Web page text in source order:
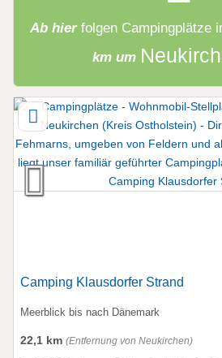
Ab hier folgen Campingplätze
km um
Camping Klausdorfer Strand
Meerblick bis nach Dänemark
22,1 km (Entfernung von Neukirchen)